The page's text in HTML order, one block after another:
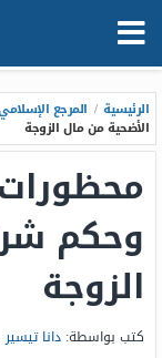
الرئيسية / المرجع
الأضحية من مال الزوجة
وحكم
الزوجة
كتب بواسطة: دانا تيسير